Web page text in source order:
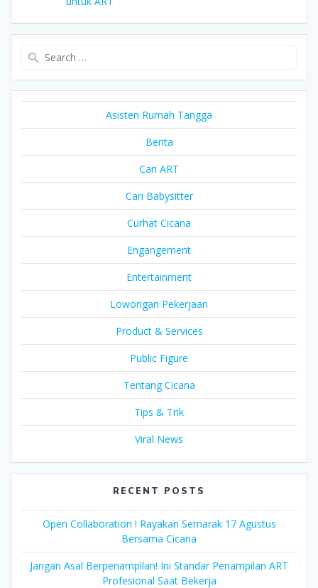
Asisten Rumah Tangga
Berita
Cari ART
Cari Babysitter
Curhat Cicana
Engangement
Entertainment
Lowongan Pekerjaan
Product & Services
Public Figure
Tentang Cicana
Tips & Trik
Viral News
RECENT POSTS
Open Collaboration ! Rayakan Semarak 17 Agustus
Bersama Cicana
Jangan Asal Berpenampilan! Ini Standar Penampilan ART
Profesional Saat Bekerja